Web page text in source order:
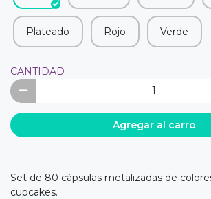
Plateado Rojo Verde
CANTIDAD
Agregar al carro
Set de 80 cápsulas metalizadas de
cupcakes.